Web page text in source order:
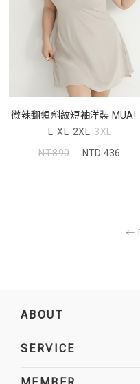
微辣翻領斜紋短袖洋裝 MUA!
大尺碼洋裝
L XL 2XL 3XL
NT.890
NTD.436
ABOUT
SERVICE